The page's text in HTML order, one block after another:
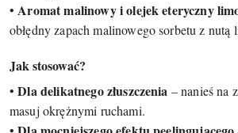
•Aromat malinowy i olejek eteryczny
obłędny zapach malinowego sorbetu z nutą
Jak stosować?
•Dla delikatnego złuszczenia – nanieś na
masuj okrężnymi ruchami.